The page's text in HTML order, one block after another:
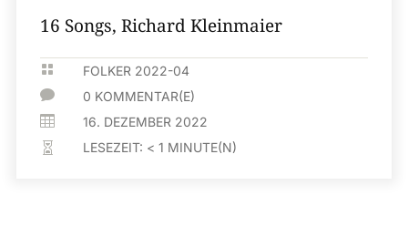
16 Songs, Richard Kleinmaier
 FOLKER 2022-04
 0 KOMMENTAR(E)
 16. DEZEMBER 2022
 LESEZEIT: < 1 MINUTE(N)